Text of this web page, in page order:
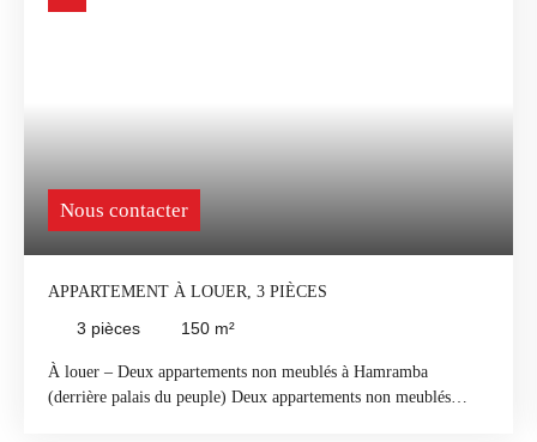
Nous contacter
APPARTEMENT À LOUER, 3 PIÈCES
3 pièces 150 m²
À louer – Deux appartements non meublés à Hamramba
(derrière palais du peuple) Deux appartements non meublés